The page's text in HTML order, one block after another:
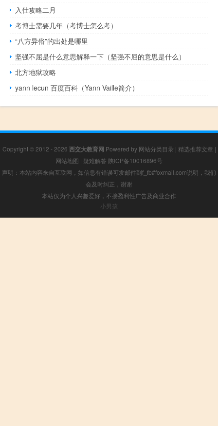
入仕攻略二月
考博士需要几年（考博士怎么考）
“八方异俗”的出处是哪里
坚强不屈是什么意思解释一下（坚强不屈的意思是什么）
北方地狱攻略
yann lecun 百度百科（Yann Vaille简介）
Copyright © 2012 - 2026 西交大教育网 Powered by 网站分类目录 | 精选推荐文章 |
网站地图 | 疑难解答 陕ICP备10016896号
声明：本站内容来自互联网，如信息有错误可发邮件到f_fb#foxmail.com说明，我们
会及时纠正，谢谢
本站仅为个人兴趣爱好，不接盈利性广告及商业合作
小男孩